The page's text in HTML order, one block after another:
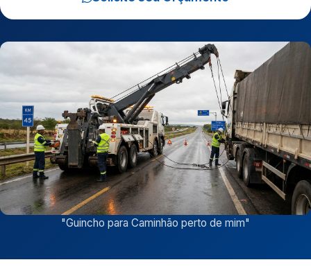
"Guincho para Caminhão perto de mim"